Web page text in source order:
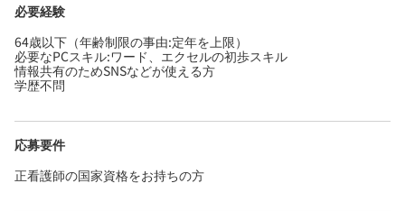
必要経験
64歳以下（年齢制限の事由:定年を上限）
必要なPCスキル:ワード、エクセルの初歩スキル
情報共有のためSNSなどが使える方
学歴不問
応募要件
正看護師の国家資格をお持ちの方